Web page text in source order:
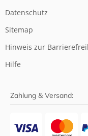
Datenschutz
Sitemap
Hinweis zur
Hilfe
Zahlung & Versand: